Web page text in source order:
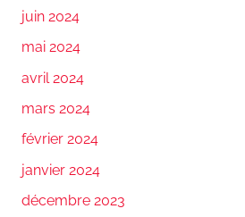
juin 2024
mai 2024
avril 2024
mars 2024
février 2024
janvier 2024
décembre 2023